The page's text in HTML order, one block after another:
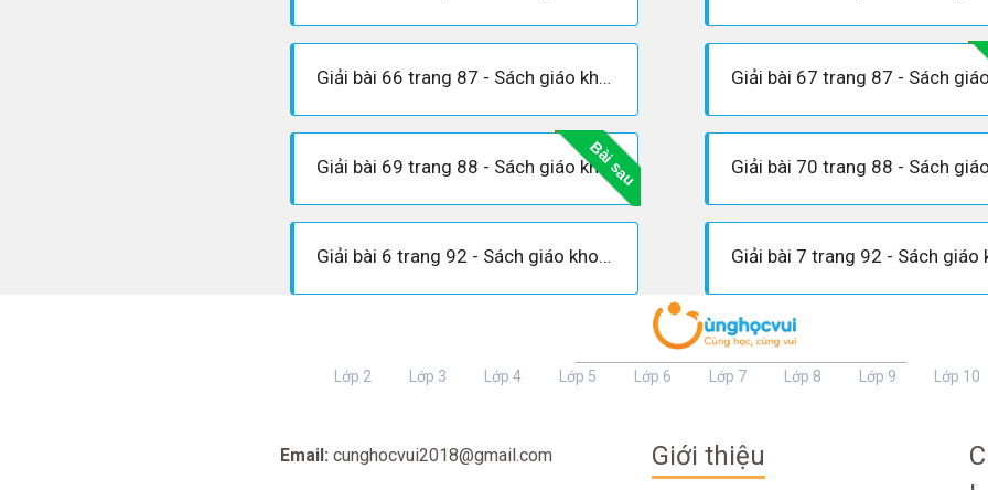
Giải bài 66 trang 87 - Sách giáo khoa Toán 7 tập 2
Bài sau
Giải bài 69 trang 88 - Sách giáo khoa Toán 7 tập 2
Giải bài 6 trang 92 - Sách giáo khoa Toán 7 tập 2
Lớp 2 Lớp 3 Lớp 4 Lớp 5 Lớp 6 Lớp 7 Lớp 8 Lớp 9 Lớp 10
Email: cunghocvui2018@gmail.com Giới thiệu